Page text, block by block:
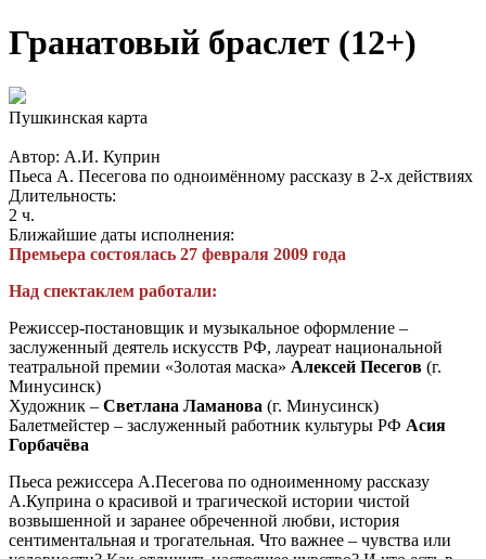
Гранатовый браслет (12+)
Пушкинская карта
Автор: А.И. Куприн
Пьеса А. Песегова по одноимённому рассказу в 2-х действиях
Длительность:
2 ч.
Ближайшие даты исполнения:
Премьера состоялась 27 февраля 2009 года
Над спектаклем работали:
Режиссер-постановщик и музыкальное оформление –
заслуженный деятель искусств РФ, лауреат национальной
театральной премии «Золотая маска» Алексей Песегов (г.
Минусинск)
Художник – Светлана Ламанова (г. Минусинск)
Балетмейстер – заслуженный работник культуры РФ Асия
Горбачёва
Пьеса режиссера А.Песегова по одноименному рассказу
А.Куприна о красивой и трагической истории чистой
возвышенной и заранее обреченной любви, история
сентиментальная и трогательная. Что важнее – чувства или